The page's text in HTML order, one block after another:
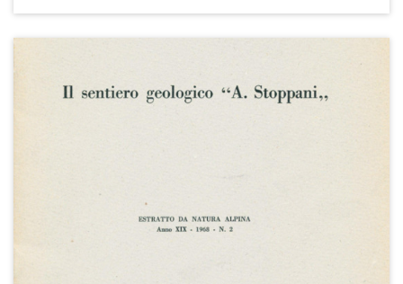
altra volta esposto sulla abitabilità dei
pozzi glaciali da famiglie neolitiche
specialmente di quelli di Vezzano presso
Stoppani a Vezzano, di un bel coltello
siliceo a sezione triangolare (lungo cent.
4, 25 ), e di una elegantissima cuspide di
freccia, molto stretta e lunga (mill. 45)